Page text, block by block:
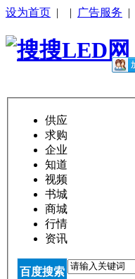
设为首页 | | 广告服务 |
供应
求购
企业
知道
视频
书城
商城
行情
资讯
百度搜索